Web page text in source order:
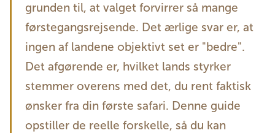
grunden til, at valget forvirrer så mange
førstegangsrejsende. Det ærlige svar er, at
ingen af ​​landene objektivt set er "bedre".
Det afgørende er, hvilket lands styrker
stemmer overens med det, du rent faktisk
ønsker fra din første safari. Denne guide
opstiller de reelle forskelle, så du kan